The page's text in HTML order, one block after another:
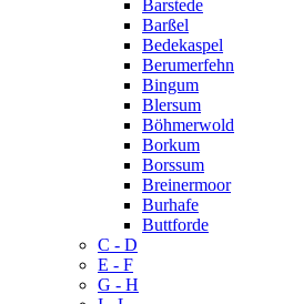
Barstede
Barßel
Bedekaspel
Berumerfehn
Bingum
Blersum
Böhmerwold
Borkum
Borssum
Breinermoor
Burhafe
Buttforde
C - D
E - F
G - H